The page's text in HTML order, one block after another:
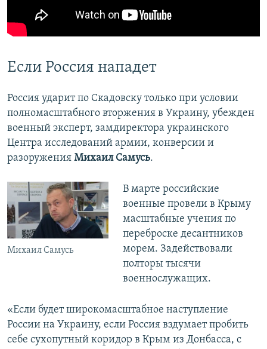
Если Россия нападет
Россия ударит по Скадовску только при условии
полномасштабного вторжения в Украину, убежден
военный эксперт, замдиректора украинского
Центра исследований армии, конверсии и
разоружения Михаил Самусь.
Михаил Самусь
В марте российские
военные провели в Крыму
масштабные учения по
переброске десантников
морем. Задействовали
полторы тысячи
военнослужащих.
«Если будет широкомасштабное наступление
России на Украину, если Россия вздумает пробить
себе сухопутный коридор в Крым из Донбасса, с